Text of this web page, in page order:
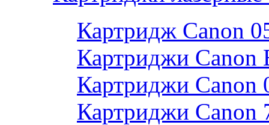
Картридж Canon
Картриджи Canon
Картриджи Canon
Картриджи Canon